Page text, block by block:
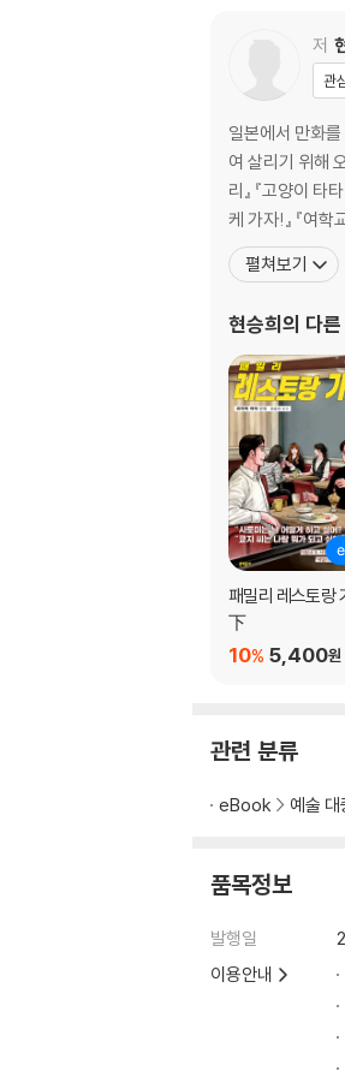
1) 이미지 분절법
2) 효과음&동작선
3) 분절한 이미지
조판 68
작업 전 해두면 좋
판형 짜기 70
콘티, 모든 것은 가
폰트의 기본 설정
사선 컷 다듬기 98
말풍선과 말꼬리 104
컷선 설정 124
레이어 120% 활용
중간 저장하는 법
패키징 143
PDF 내보내기 설
PDF 검수의 중요
K100 체크하는 법
RGB 파일 확인하
인쇄용 종이는 사전
입고된 원고의 용
편집자님 필독! 짝
같은 장면, 다른 느
실수담 174
저
관
일본에서 만화
여 살리기 위해 오늘도 짝꿍과 열심히 일하는 중. 문학동네의
리』 『고양이 타타
케 가자!』 『여학
펼쳐보기
현승희의 다
패밀리 레스토랑
下
5,400원
10%
관련 분류
eBook 예술
품목정보
발행일
이용안내